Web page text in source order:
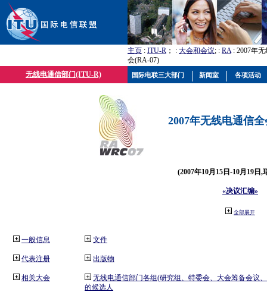
主页 : ITU-R ； : 大会和会议; : RA: 2007年
会(RA-07)
无线电通信部门(ITU-R)
2007年无线电通信
(2007年10月15日-10月19日,
«决议汇编»
全部展开
一般信息
代表注册
相关大会
文件
出版物
无线电通信部门各组(研究组、特委会、大会筹备会议
的候选人
国际电联三大部门 新闻室 各项活动